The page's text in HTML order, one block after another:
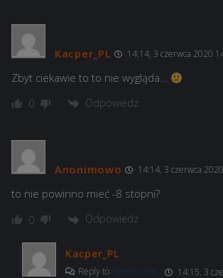
Kacper_PL 14:14, 3 czerwca 2020
Zbyt ciekawie to to nie wygląda…
0 Odpowiedz
Anonimowo 14:14, 3 czerwca
to nie powinno mieć -8 stopni?
0 Odpowiedz
Kacper_PL
Reply to Anonimowo 14:15, 3